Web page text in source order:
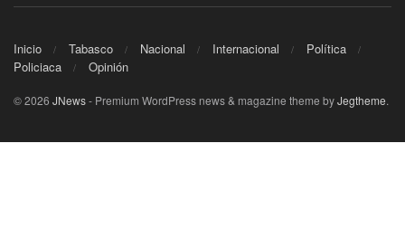
Inicio Tabasco Nacional Internacional
Política
Policiaca
Opinión
© 2026 JNews- Premium WordPress news & magazine theme byJegtheme.